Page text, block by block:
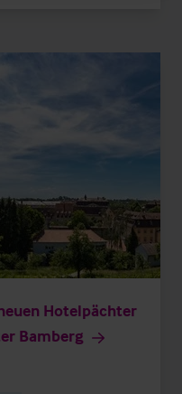
Hotelpächter
Bamberg